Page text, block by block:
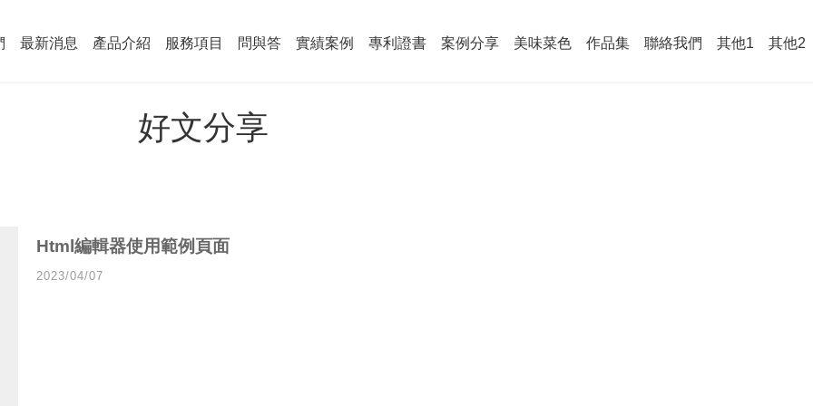
最新消息 產品介紹 服務項目 問與答 實績案例 專利證書 案例分享 美味菜色 作品集 聯絡我們 其他1 其他2
好文分享
Html編輯器使用範例頁面
2023/04/07